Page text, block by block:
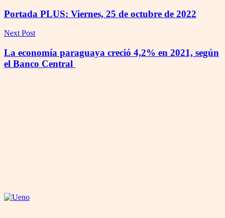
Portada PLUS: Viernes, 25 de octubre de 2022
Next Post
La economía paraguaya creció 4,2% en 2021, según
el Banco Central